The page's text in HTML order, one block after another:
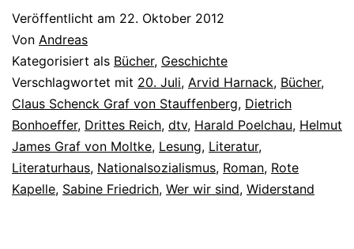
Veröffentlicht am 22. Oktober 2012
Von Andreas
Kategorisiert als Bücher, Geschichte
Verschlagwortet mit 20. Juli, Arvid Harnack, Bücher,
Claus Schenck Graf von Stauffenberg, Dietrich
Bonhoeffer, Drittes Reich, dtv, Harald Poelchau, Helmut
James Graf von Moltke, Lesung, Literatur,
Literaturhaus, Nationalsozialismus, Roman, Rote
Kapelle, Sabine Friedrich, Wer wir sind, Widerstand